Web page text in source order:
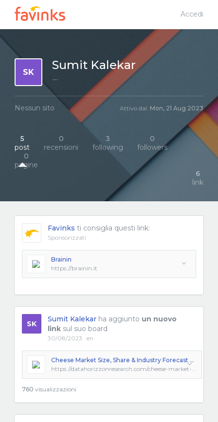
Accedi
SK Sumit Kalekar
···
Nessun sito Attivo dal: Mon, 21 Aug 2023
5
post
0
recensioni
3
following
0
followers
0
pagine
6
link
Favinks ti consiglia questi link:
Sponsorizzati
Brainin
https://brainin.it
SK
Sumit Kalekar ha aggiunto un nuovo
link sul suo board
30/08/2023 · en
Cheese Market Size, Share & Industry Forecast 2032
https://datahorizzonresearch.com/cheese-market-2306
760 visualizzazioni